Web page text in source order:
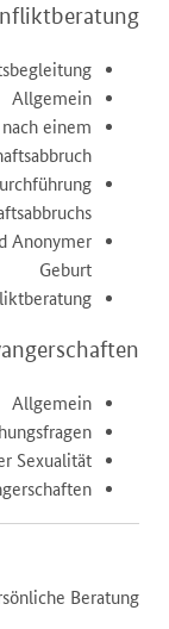
Allgemein
einem
Anonymer
Geburt
Allgemein
Sexualität
Beratung